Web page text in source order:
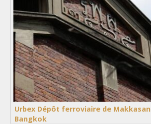
Urbex Dépôt ferroviaire de Makkasan
Bangkok